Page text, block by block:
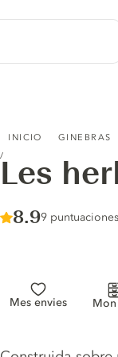
INICIO GINEBRAS
Les
Score :
8.9/ 10
9 puntuaciones
Mes envies